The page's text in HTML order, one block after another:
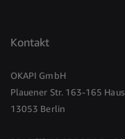
Kontakt
OKAPI GmbH
Plauener Str. 163-165
13053 Berlin